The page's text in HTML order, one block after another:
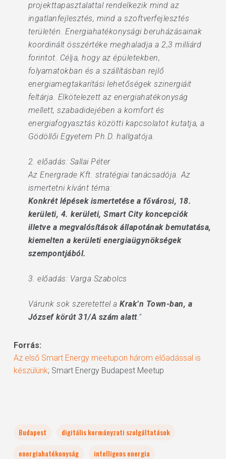
projekttapasztalattal rendelkezik mind az
ingatlanfejlesztés, mind a szoftverfejlesztés
területén. Energiahatékonysági beruházásainak
koordinált összértéke meghaladja a 2,3 milliárd
forintot. Célja, hogy az épületekben,
folyamatokban és a szállításban rejlő
energiamegtakarítási lehetőségek szinergiáit
feltárja. Elkötelezett az energiahatékonyság
mellett, szabadidejében a komfort és
energiafogyasztás közötti kapcsolatot kutatja, a
Gödöllői Egyetem Ph.D. hallgatója.
2. előadás: Sallai Péter
Az Energrade Kft. stratégiai tanácsadója. Az
ismertetni kívánt téma:
Konkrét lépések ismertetése a fővárosi, 18.
kerületi, 4. kerületi, Smart City koncepciók
illetve a megvalósítások állapotának bemutatása,
kiemelten a kerületi energiaügynökségek
szempontjából.
3. előadás: Varga Szabolcs
Várunk sok szeretettel aKrak’n Town-ban, a
József körút 31/A szám alatt.”
Forrás:
Az első Smart Energy meetupon három előadással is
készülünk; Smart Energy Budapest Meetup
Budapest
digitális kormányzati szolgáltatások
energiahatékonyság
intelligens energia